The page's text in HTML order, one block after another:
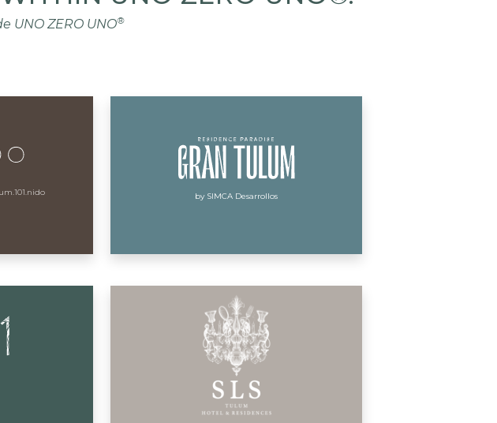
UNO ZERO UNO®
by SIMCA Desarrollos